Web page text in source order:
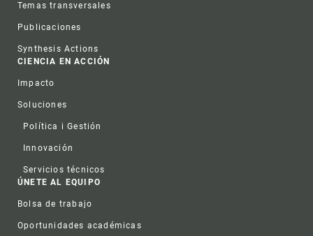
Temas transversales
Publicaciones
Synthesis Actions
CIENCIA EN ACCIÓN
Impacto
Soluciones
Política i Gestión
Innovación
Servicios técnicos
ÚNETE AL EQUIPO
Bolsa de trabajo
Oportunidades académicas